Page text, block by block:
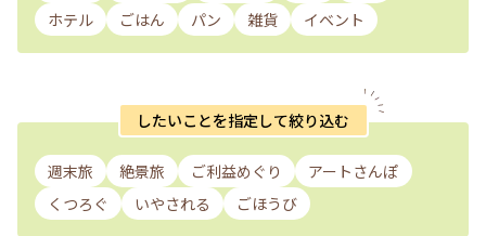
ホテル
ごはん パン 雑貨 イベント
したいことを指定して絞り込む
週末旅 絶景旅 ご利益めぐり
アートさんぽ
くつろぐ
いやされる ごほうび